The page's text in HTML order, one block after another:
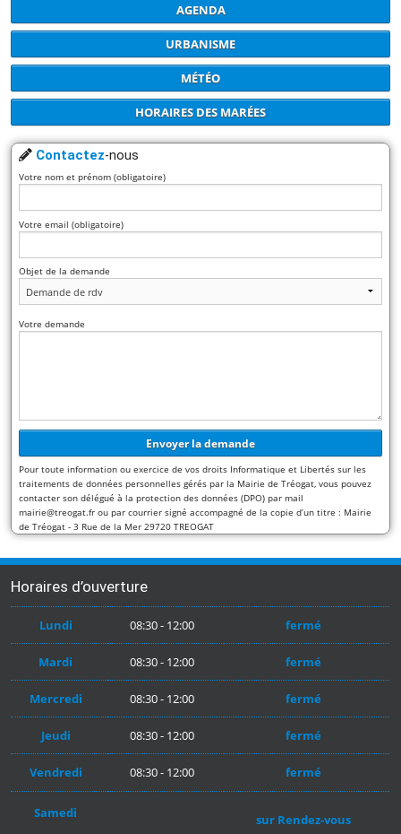
AGENDA
URBANISME
MÉTÉO
HORAIRES DES MARÉES
Contactez-nous
Votre nom et prénom (obligatoire)
Votre email (obligatoire)
Objet de la demande
Votre demande
Pour toute information ou exercice de vos droits Informatique et Libertés sur les
traitements de données personnelles gérés par la Mairie de Tréogat, vous pouvez
contacter son délégué à la protection des données (DPO) par mail
mairie@treogat.fr ou par courrier signé accompagné de la copie d’un titre : Mairie
de Tréogat - 3 Rue de la Mer 29720 TREOGAT
Horaires d’ouverture
Lundi 08:30 - 12:00 fermé
Mardi 08:30 - 12:00 fermé
Mercredi 08:30 - 12:00 fermé
Jeudi 08:30 - 12:00 fermé
Vendredi 08:30 - 12:00 fermé
Samedi sur Rendez-vous